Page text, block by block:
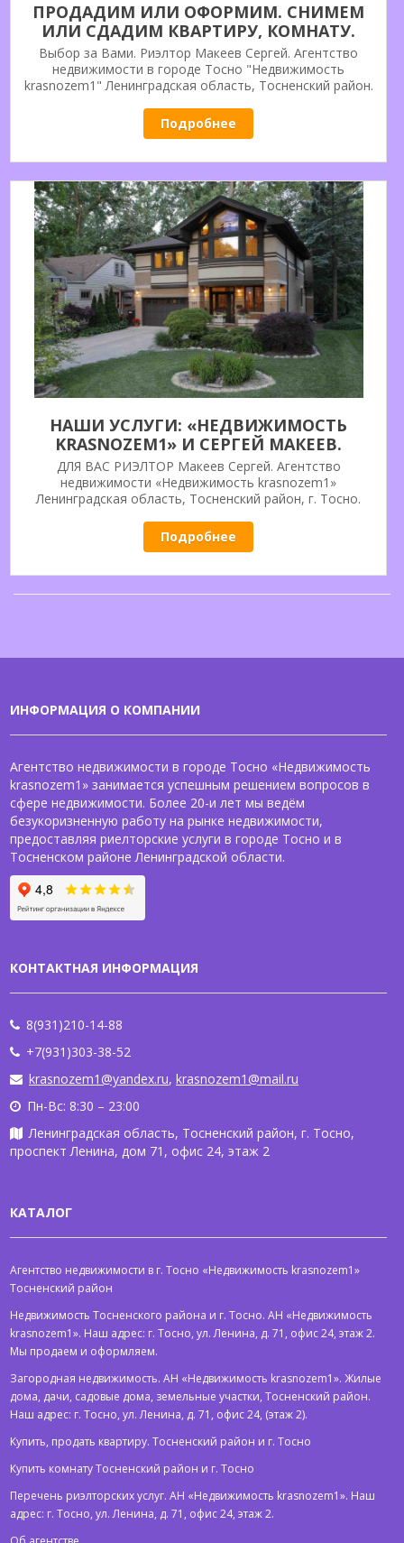
ПРОДАДИМ ИЛИ ОФОРМИМ. СНИМЕМ
ИЛИ СДАДИМ КВАРТИРУ, КОМНАТУ.
РИЭЛТОРСКИЕ УСЛУГИ ПО ТОСНЕНСКОМУ
РАЙОНУ. «НЕДВИЖИМОСТЬ KRASNOZEM1»
Г. ТОСНО.
Выбор за Вами. Риэлтор Макеев Сергей. Агентство
недвижимости в городе Тосно "Недвижимость
krasnozem1" Ленинградская область, Тосненский район.
ИП за № 304471607700011. Решение вопросов в сфере
недвижимости, все будет сделано правильно. Более 20-ти
Подробнее
НАШИ УСЛУГИ: «НЕДВИЖИМОСТЬ
KRASNOZEM1» И СЕРГЕЙ МАКЕЕВ.
ДЛЯ ВАС РИЭЛТОР Макеев Сергей. Агентство
недвижимости «Недвижимость krasnozem1»
Ленинградская область, Тосненский район, г. Тосно.
ИП за № 304471607700011. Решение вопросов в сфере
недвижимости. Риэлторские услуги в Тосно и Тосненском
рынке недвижимости.
Подробнее
ИНФОРМАЦИЯ О КОМПАНИИ
Агентство недвижимости в городе Тосно «Недвижимость
krasnozem1» занимается успешным решением вопросов в
сфере недвижимости. Более 20-и лет мы ведём
безукоризненную работу на рынке недвижимости,
предоставляя риелторские услуги в городе Тосно и в
Тосненском районе Ленинградской области.
КОНТАКТНАЯ ИНФОРМАЦИЯ
8(931)210-14-88
+7(931)303-38-52
krasnozem1@yandex.ru, krasnozem1@mail.ru
Пн-Вс: 8:30 – 23:00
Ленинградская область, Тосненский район, г. Тосно,
проспект Ленина, дом 71, офис 24, этаж 2
КАТАЛОГ
Агентство недвижимости в г. Тосно «Недвижимость krasnozem1»
Тосненский район
Недвижимость Тосненского района и г. Тосно. АН «Недвижимость
krasnozem1». Наш адрес: г. Тосно, ул. Ленина, д. 71, офис 24, этаж 2.
Мы продаем и оформляем.
Загородная недвижимость. АН «Недвижимость krasnozem1». Жилые
дома, дачи, садовые дома, земельные участки, Тосненский район.
Наш адрес: г. Тосно, ул. Ленина, д. 71, офис 24, (этаж 2).
Купить, продать квартиру. Тосненский район и г. Тосно
Купить комнату Тосненский район и г. Тосно
Перечень риэлторских услуг. АН «Недвижимость krasnozem1». Наш
адрес: г. Тосно, ул. Ленина, д. 71, офис 24, этаж 2.